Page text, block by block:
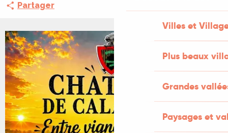
Villes et
Plus beaux
Grandes
Paysages et
Partager